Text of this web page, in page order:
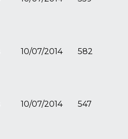
10/07/2014 582
10/07/2014 547